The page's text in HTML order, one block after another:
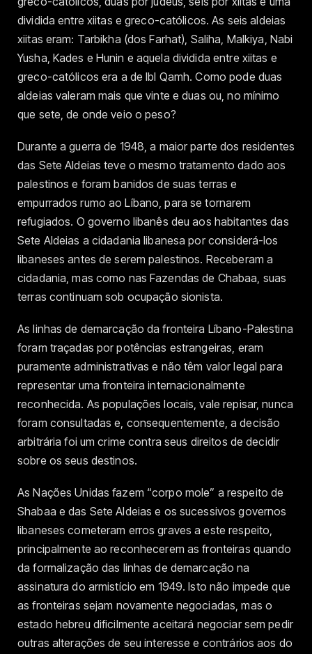
dividida entre xiitas e greco-católicos. As seis aldeias
xiitas eram: Tarbikha (dos Farhat), Saliha, Malkiya, Nabi
Yusha, Kades e Hunin e aquela dividida entre xiitas e
greco-católicos era a de Ibl Qamh. Como pode duas
aldeias valeram mais que vinte e duas ou, no mínimo
que sete, de onde veio o peso?
Durante a guerra de 1948, a maior parte dos residentes
das Sete Aldeias teve o mesmo tratamento dado aos
palestinos e foram banidos de suas terras e
empurrados rumo ao Líbano, para se tornarem
refugiados. O governo libanês deu aos habitantes das
Sete Aldeias a cidadania libanesa por considerá-los
libaneses antes de serem palestinos. Receberam a
cidadania, mas como nas Fazendas de Chabaa, suas
terras continuam sob ocupação sionista.
As linhas de demarcação da fronteira Líbano-Palestina
foram traçadas por potências estrangeiras, eram
puramente administrativas e não têm valor legal para
representar uma fronteira internacionalmente
reconhecida. As populações locais, vale repisar, nunca
foram consultadas e, consequentemente, a decisão
arbitrária foi um crime contra seus direitos de decidir
sobre os seus destinos.
As Nações Unidas fazem “corpo mole” a respeito de
Shabaa e das Sete Aldeias e os sucessivos governos
libaneses cometeram erros graves a este respeito,
principalmente ao reconhecerem as fronteiras quando
da formalização das linhas de demarcação na
assinatura do armistício em 1949. Isto não impede que
as fronteiras sejam novamente negociadas, mas o
estado hebreu dificilmente aceitará negociar sem pedir
outras alterações de seu interesse e contrários aos do